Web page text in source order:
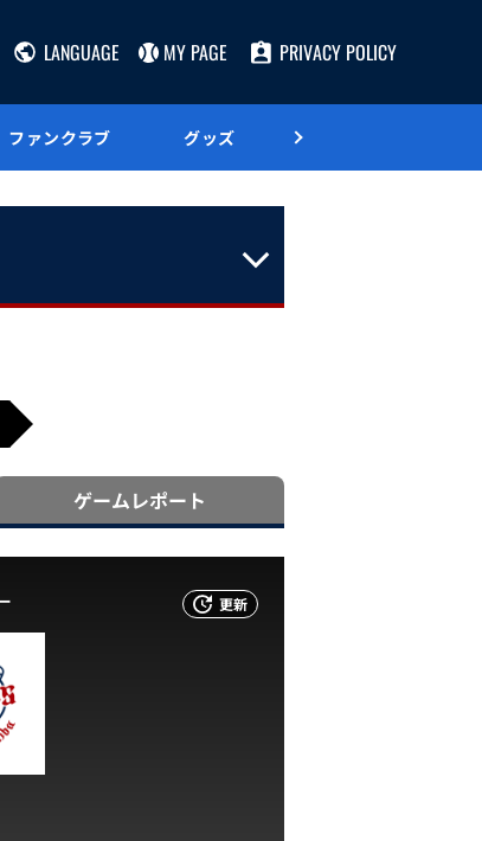
LANGUAGE MY PAGE PRIVACY POLICY
ファンクラブ グッズ
ゲームレポート
更新